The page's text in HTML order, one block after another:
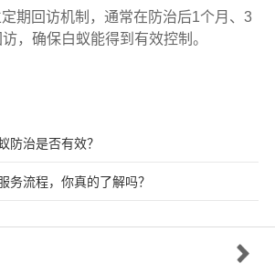
期回访机制，通常在防治后1个月、3
，确保白蚁能得到有效控制。
防治是否有效？
务流程，你真的了解吗？